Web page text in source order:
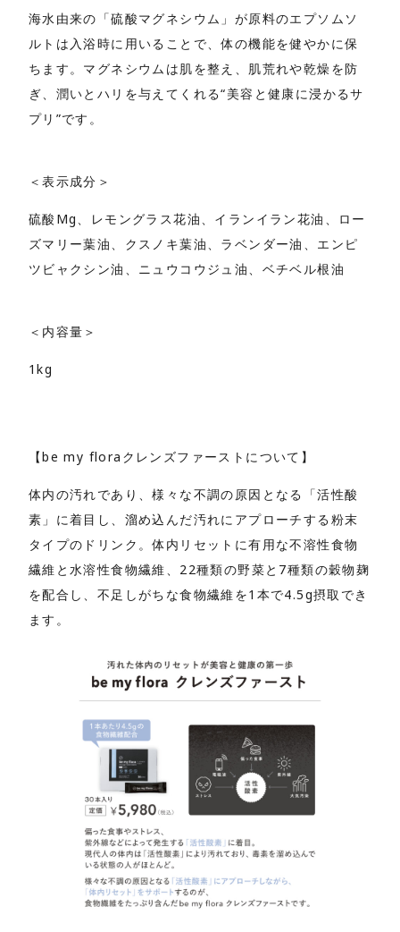
海水由来の「硫酸マグネシウム」が原料のエプソムソ
ルトは入浴時に用いることで、体の機能を健やかに保
ちます。マグネシウムは肌を整え、肌荒れや乾燥を防
ぎ、潤いとハリを与えてくれる“美容と健康に浸かるサ
プリ”です。
＜表示成分＞
硫酸Mg、レモングラス花油、イランイラン花油、ロー
ズマリー葉油、クスノキ葉油、ラベンダー油、エンピ
ツビャクシン油、ニュウコウジュ油、ベチベル根油
＜内容量＞
1kg
【be my floraクレンズファーストについて】
体内の汚れであり、様々な不調の原因となる「活性酸
素」に着目し、溜め込んだ汚れにアプローチする粉末
タイプのドリンク。体内リセットに有用な不溶性食物
繊維と水溶性食物繊維、22種類の野菜と7種類の穀物麹
を配合し、不足しがちな食物繊維を1本で4.5g摂取でき
ます。